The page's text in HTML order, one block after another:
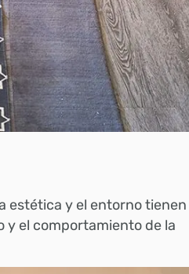
estética y el entorno tienen
y el comportamiento de la